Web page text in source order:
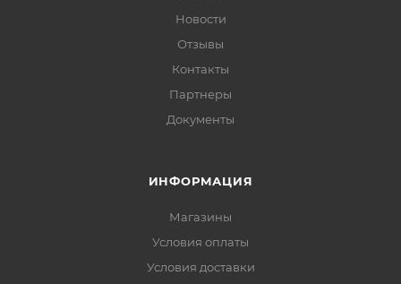
Новости
Отзывы
Контакты
Партнеры
Документы
ИНФОРМАЦИЯ
Магазины
Условия оплаты
Условия доставки